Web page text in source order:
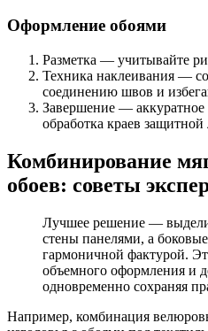
Оформление обоями
Разметка — учитывайте
Техника наклеивания —
соединению швов и
Завершение — аккуратное
обработка краев
Комбинирование
обоев: советы
Лучшее решение —
стены панелями, а
гармоничной фактурой.
объемного оформления и
одновременно сохраняя
Например, комбинация